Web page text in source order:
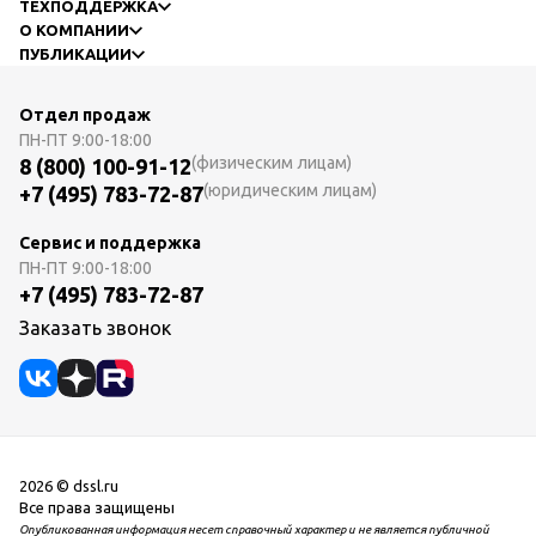
ТЕХПОДДЕРЖКА
О КОМПАНИИ
ПУБЛИКАЦИИ
Отдел продаж
ПН-ПТ 9:00-18:00
8 (800) 100-91-12(физическим лицам)
+7 (495) 783-72-87(юридическим лицам)
Сервис и поддержка
ПН-ПТ 9:00-18:00
+7 (495) 783-72-87
Заказать звонок
2026 © dssl.ru
Все права защищены
Опубликованная информация несет справочный характер и не является публичной